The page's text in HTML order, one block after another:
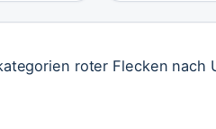
roter Flecken nach